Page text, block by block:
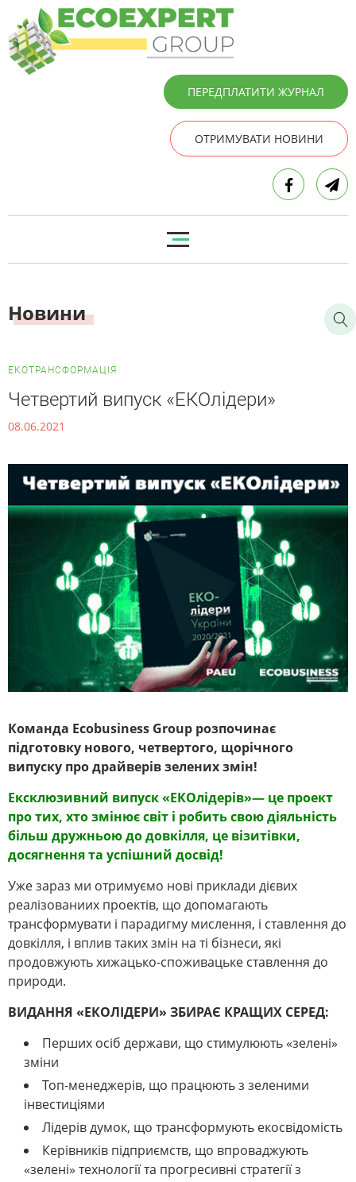
ПЕРЕДПЛАТИТИ ЖУРНАЛ
ОТРИМУВАТИ НОВИНИ
Новини
ЕКОТРАНСФОРМАЦІЯ
Четвертий випуск «ЕКОлідери»
08.06.2021
Команда Ecobusiness Group розпочинає
підготовку нового, четвертого, щорічного
випуску про драйверів зелених змін!
Ексклюзивний випуск «ЕКОлідерів»— це проект
про тих, хто змінює світ і робить свою діяльність
більш дружньою до довкілля, це візитівки,
досягнення та успішний досвід!
Уже зараз ми отримуємо нові приклади дієвих
реалізованиих проектів, що допомагають
трансформувати і парадигму мислення, і ставлення до
довкілля, і вплив таких змін на ті бізнеси, які
продовжують хижацько-споживацьке ставлення до
природи.
ВИДАННЯ «ЕКОЛІДЕРИ» ЗБИРАЄ КРАЩИХ СЕРЕД:
Перших осіб держави, що стимулюють «зелені»
зміни
Топ-менеджерів, що працюють з зеленими
інвестиціями
Лідерів думок, що трансформують екосвідомість
Керівників підприємств, що впроваджують
«зелені» технології та прогресивні стратегії з